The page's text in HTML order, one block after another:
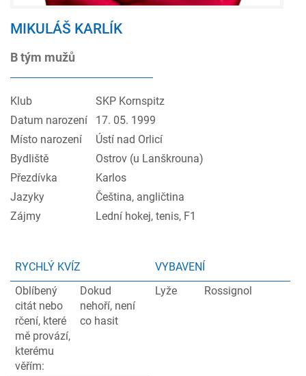
MIKULÁŠ KARLÍK
B tým mužů
Klub
SKP Kornspitz
Datum narození
17. 05. 1999
Místo narození
Ústí nad Orlicí
Bydliště
Ostrov (u Lanškrouna)
Přezdívka
Karlos
Jazyky
Čeština, angličtina
Zájmy
Lední hokej, tenis, F1
RYCHLÝ KVÍZ
Oblíbený
citát nebo
rčení, které
mě provází,
kterému
věřím:
Dokud
nehoří, není
co hasit
VYBAVENÍ
Lyže
Rossignol